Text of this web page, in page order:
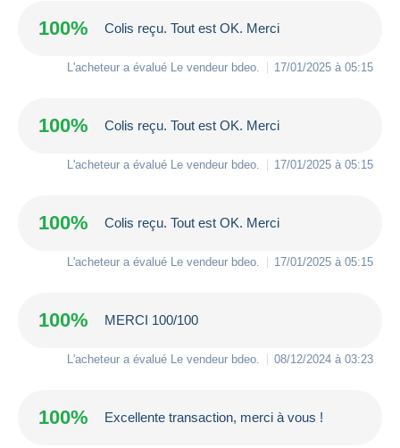
100% Colis reçu. Tout est OK. Merci
L'acheteur a évalué Le vendeur bdeo 17/01/2025 à 05:15
100% Colis reçu. Tout est OK. Merci
L'acheteur a évalué Le vendeur bdeo 17/01/2025 à 05:15
100% Colis reçu. Tout est OK. Merci
L'acheteur a évalué Le vendeur bdeo 17/01/2025 à 05:15
100% MERCI 100/100
L'acheteur a évalué Le vendeur bdeo 08/12/2024 à 03:23
100% Excellente transaction, merci à vous !